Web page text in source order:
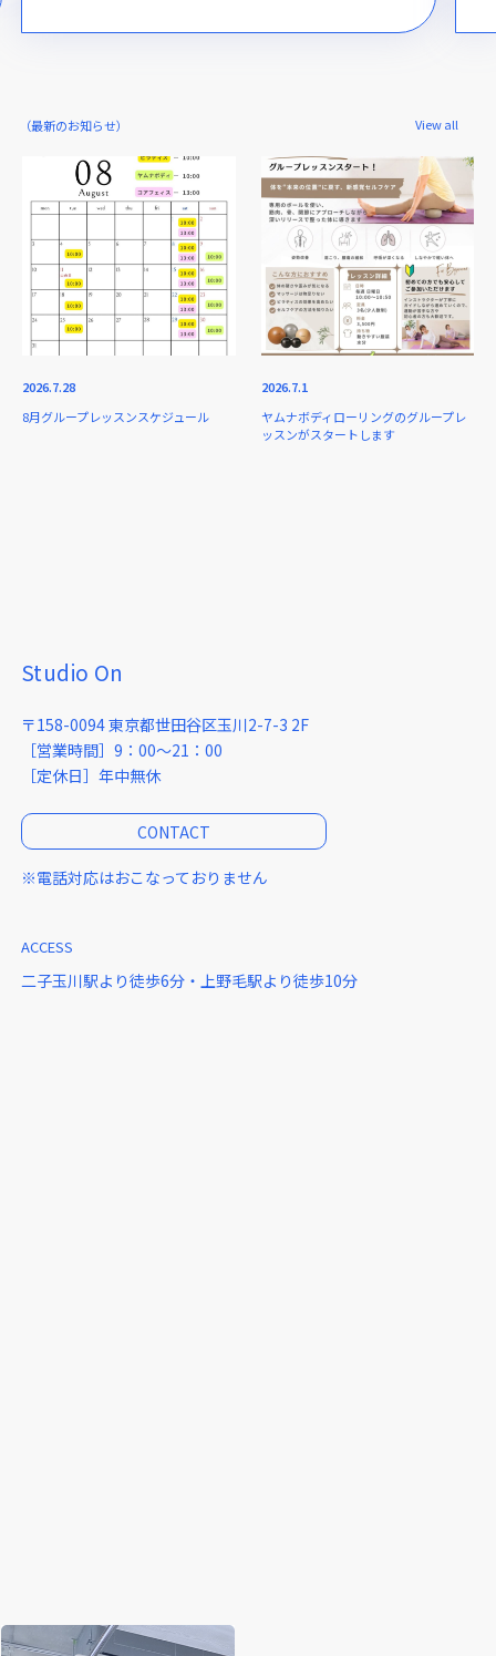
（最新のお知らせ） View all
2026.7.28
8月グループレッスンスケジュール
2026.7.1
ヤムナボディローリングのグループレ
ッスンがスタートします
Studio On
〒158-0094 東京都世田谷区玉川2-7-3 2F
［営業時間］9：00～21：00
［定休日］年中無休
CONTACT
※電話対応はおこなっておりません
ACCESS
二子玉川駅より徒歩6分・上野毛駅より徒歩10分